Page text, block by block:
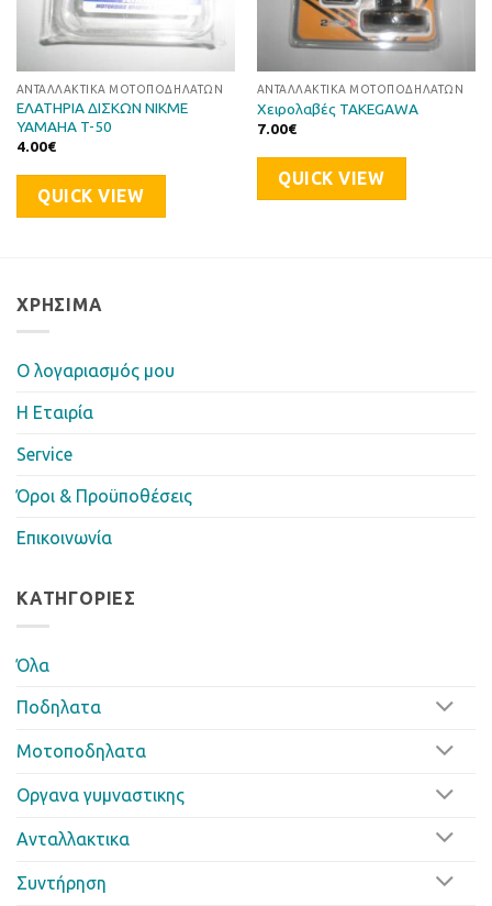
ΑΝΤΑΛΛΑΚΤΙΚΆ ΜΟΤΟΠΟΔΗΛΆΤΩΝ
ΕΛΑΤΗΡΙΑ ΔΙΣΚΩΝ NIKME
YAMAHA T-50
4.00€
QUICK VIEW
ΑΝΤΑΛΛΑΚΤΙΚΆ ΜΟΤΟΠΟΔΗΛΆΤΩΝ
Χειρολαβές TAKEGAWA
7.00€
QUICK VIEW
ΧΡΉΣΙΜΑ
Ο λογαριασμός μου
Η Eταιρία
Service
Όροι & Προϋποθέσεις
Επικοινωνία
ΚΑΤΗΓΟΡΊΕΣ
Όλα
Ποδηλατα
Μοτοποδηλατα
Οργανα γυμναστικης
Ανταλλακτικα
Συντήρηση